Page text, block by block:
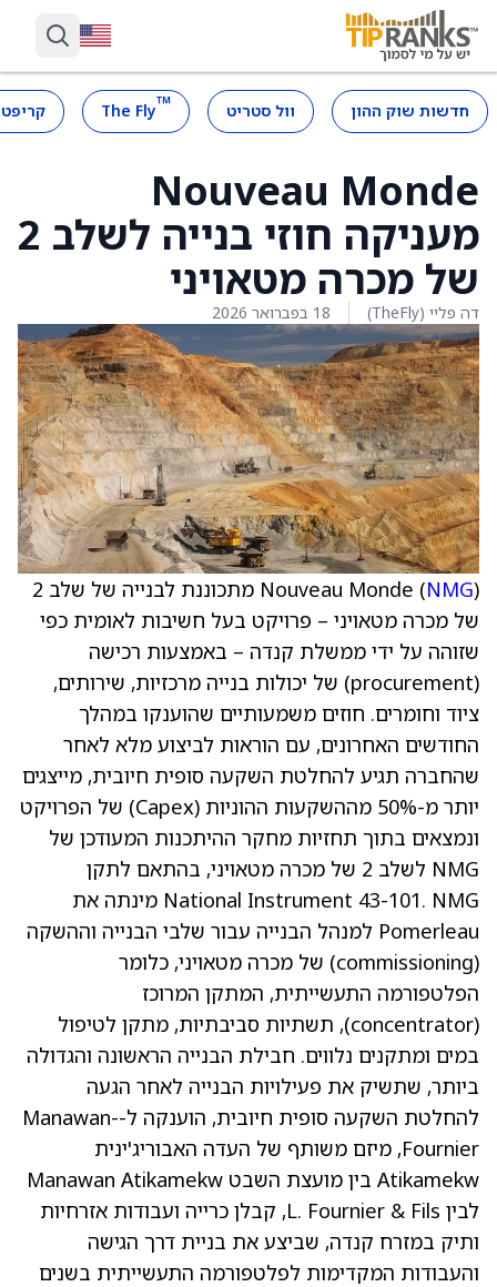
חדשות שוק ההון וול סטריט ™
The Fly
Nouveau Monde
מעניקה חוזי בנייה לשלב 2
של מכרה מטאויני
דה פליי (TheFly) 18 בפברואר 2026
Nouveau Monde (NMG
) מתכוננת לבנייה של שלב 2
של מכרה מטאויני – פרויקט בעל חשיבות לאומית כפי
שזוהה על ידי ממשלת קנדה – באמצעות רכישה
(procurement) של יכולות בנייה מרכזיות, שירותים,
ציוד וחומרים. חוזים משמעותיים שהוענקו במהלך
החודשים האחרונים, עם הוראות לביצוע מלא לאחר
שהחברה תגיע להחלטת השקעה סופית חיובית, מייצגים
יותר מ-50% מההשקעות ההוניות (Capex) של הפרויקט
ונמצאים בתוך תחזיות מחקר ההיתכנות המעודכן של
NMG לשלב 2 של מכרה מטאויני, בהתאם לתקן
National Instrument 43-101. NMG מינתה את
Pomerleau למנהל הבנייה עבור שלבי הבנייה וההשקה
(commissioning) של מכרה מטאויני, כלומר
הפלטפורמה התעשייתית, המתקן המרוכז
(concentrator), תשתיות סביבתיות, מתקן לטיפול
במים ומתקנים נלווים. חבילת הבנייה הראשונה והגדולה
ביותר, שתשיק את פעילויות הבנייה לאחר הגעה
להחלטת השקעה סופית חיובית, הוענקה ל-Manawan-
Fournier, מיזם משותף של העדה האבוריג'ינית
Atikamekw בין מועצת השבט Manawan Atikamekw
לבין L. Fournier & Fils, קבלן כרייה ועבודות אזרחיות
ותיק במזרח קנדה, שביצע את בניית דרך הגישה
והעבודות המקדימות לפלטפורמה התעשייתית בשנים